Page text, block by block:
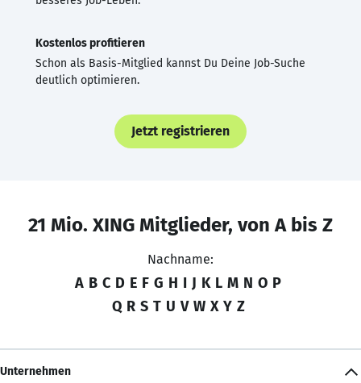
Kostenlos profitieren
Schon als Basis-Mitglied kannst Du Deine Job-Suche
deutlich optimieren.
Jetzt registrieren
21 Mio. XING Mitglieder, von A bis Z
Nachname:
A B C D E F G H I J K L M N O P
Q R S T U V W X Y Z
Unternehmen